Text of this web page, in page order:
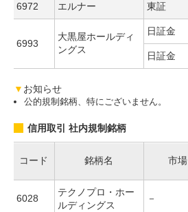
6972 エルナー 東証
6993
大黒屋ホールディ
ングス
日証金
日証金
▼ お知らせ
公的規制銘柄、特にございません。
信用取引 社内規制銘柄
コード 銘柄名 市場
6028
テクノプロ・ホー
ルディングス
－